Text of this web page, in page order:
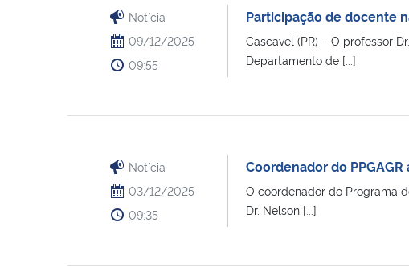
Notícia
09/12/2025
09:55
Participação de docente
Cascavel (PR) – O professor
Departamento de [...]
Notícia
03/12/2025
09:35
Coordenador do
O coordenador do Programa
Dr. Nelson [...]